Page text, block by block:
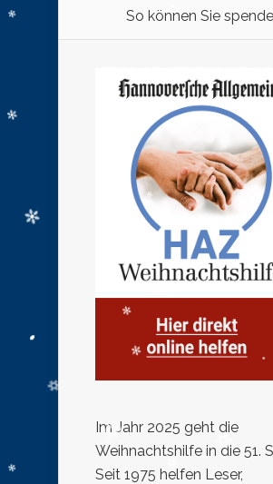
So können Sie
Im Jahr 2025 geht die
Weihnachtshilfe in die 51.
Seit 1975 helfen Leser,